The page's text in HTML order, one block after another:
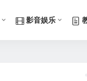
影音娱乐